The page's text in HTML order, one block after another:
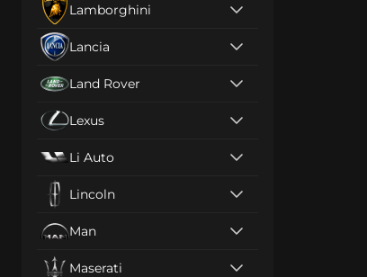
Lamborghini
Lancia
Land Rover
Lexus
Li Auto
Lincoln
Man
Maserati